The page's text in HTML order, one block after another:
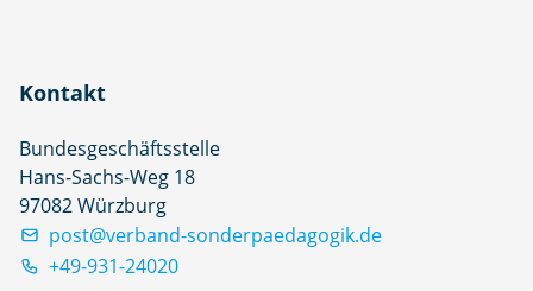
Kontakt
Bundesgeschäftsstelle
Hans-Sachs-Weg 18
97082 Würzburg
post@verband-sonderpaedagogik.de
+49-931-24020